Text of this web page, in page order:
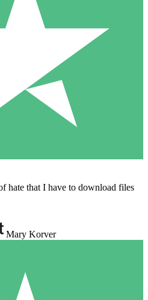
hate that I have to download files
Mary Korver